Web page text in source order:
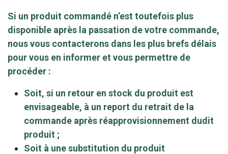
Si un produit commandé n’est toutefois plus
disponible après la passation de votre commande,
nous vous contacterons dans les plus brefs délais
pour vous en informer et vous permettre de
procéder :
Soit, si un retour en stock du produit est
envisageable, à un report du retrait de la
commande après réapprovisionnement dudit
produit ;
Soit à une substitution du produit